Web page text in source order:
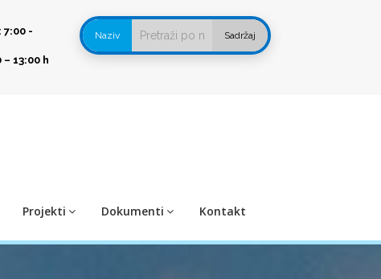
-
13:00 h
Naziv Sadržaj
Projekti Dokumenti Kontakt